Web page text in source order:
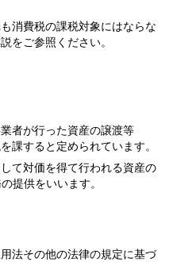
消費税の課税対象にはならな
をご参照ください。
者が行った資産の譲渡等
課すると定められています。
て対価を得て行われる資産の
提供をいいます。
法その他の法律の規定に基づ